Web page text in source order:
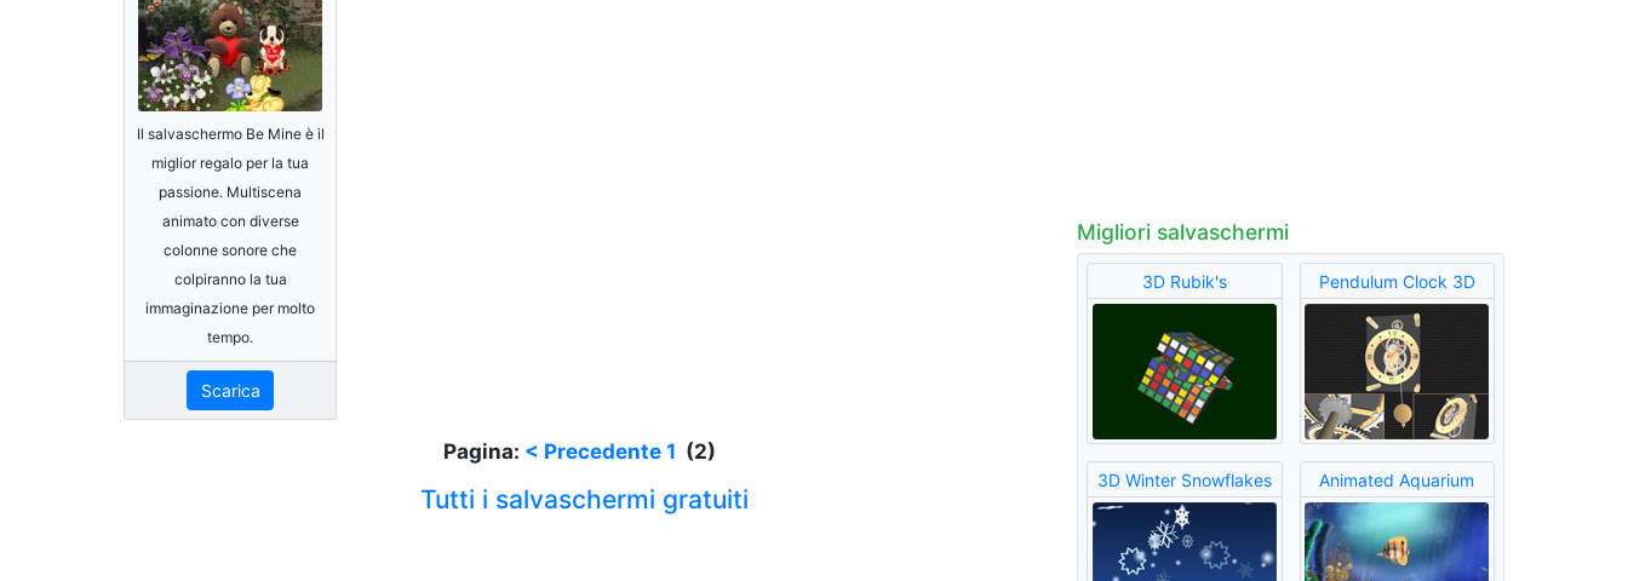
Il salvaschermo Be Mine è il
miglior regalo per la tua
passione. Multiscena
animato con diverse
colonne sonore che
colpiranno la tua
immaginazione per molto
tempo.
Scarica
Pagina: < Precedente 1 (2)
Tutti i salvaschermi gratuiti
Migliori salvaschermi
3D Rubik's Pendulum Clock 3D
3D Winter Snowflakes Animated Aquarium